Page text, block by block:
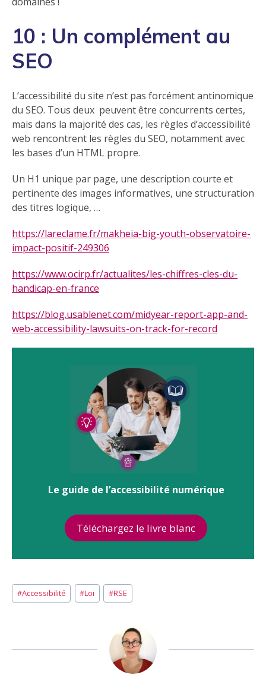
10 : Un complément au
SEO
L’accessibilité du site n’est pas forcément antinomique
du SEO. Tous deux peuvent être concurrents certes,
mais dans la majorité des cas, les règles d’accessibilité
web rencontrent les règles du SEO, notamment avec
les bases d’un HTML propre.
Un H1 unique par page, une description courte et
pertinente des images informatives, une structuration
des titres logique, …
https://lareclame.fr/makheia-big-youth-observatoire-
impact-positif-249306
https://www.ocirp.fr/actualites/les-chiffres-cles-du-
handicap-en-france
https://blog.usablenet.com/midyear-report-app-and-
web-accessibility-lawsuits-on-track-for-record
Le guide de l’accessibilité numérique
Téléchargez le livre blanc
Étiquettes
de
#Accessibilité #Loi #RSE